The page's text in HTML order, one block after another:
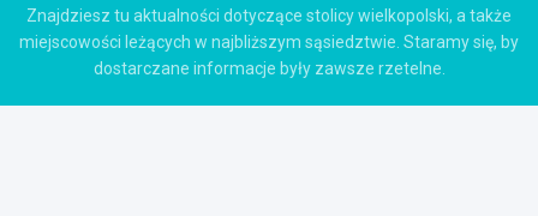
Znajdziesz tu aktualności dotyczące stolicy wielkopolski, a także
miejscowości leżących w najbliższym sąsiedztwie. Staramy się, by
dostarczane informacje były zawsze rzetelne.